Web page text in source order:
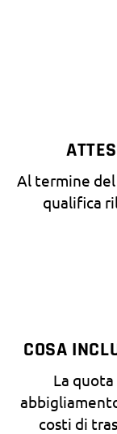
Al termine
qualifica
COSA
La
costi di